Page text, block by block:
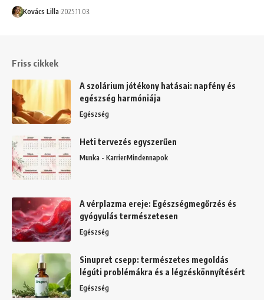
Kovács Lilla 2025.11.03.
Friss cikkek
A szolárium jótékony hatásai: napfény és
egészség harmóniája
Egészség
Heti tervezés egyszerűen
Munka - KarrierMindennapok
A vérplazma ereje: Egészségmegőrzés és
gyógyulás természetesen
Egészség
Sinupret csepp: természetes megoldás
légúti problémákra és a légzéskönnyítésért
Egészség